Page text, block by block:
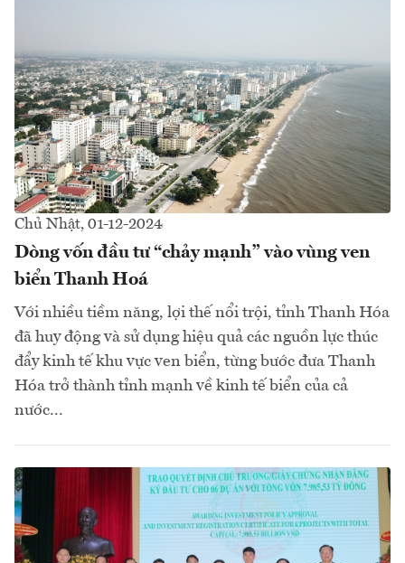
Chủ Nhật, 01-12-2024
Dòng vốn đầu tư “chảy mạnh” vào vùng ven
biển Thanh Hoá
Với nhiều tiềm năng, lợi thế nổi trội, tỉnh Thanh Hóa
đã huy động và sử dụng hiệu quả các nguồn lực thúc
đẩy kinh tế khu vực ven biển, từng bước đưa Thanh
Hóa trở thành tỉnh mạnh về kinh tế biển của cả
nước...